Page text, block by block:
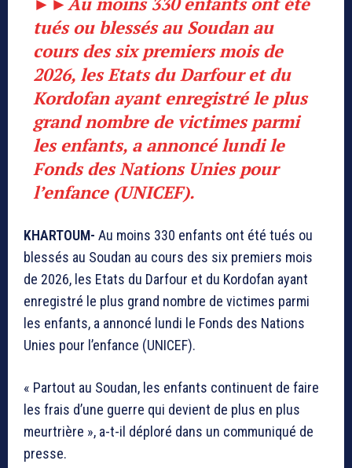
tués ou blessés au Soudan au
cours des six premiers mois de
2026, les Etats du Darfour et du
Kordofan ayant enregistré le plus
grand nombre de victimes parmi
les enfants, a annoncé lundi le
Fonds des Nations Unies pour
l’enfance (UNICEF).
KHARTOUM- Au moins 330 enfants ont été tués ou
blessés au Soudan au cours des six premiers mois
de 2026, les Etats du Darfour et du Kordofan ayant
enregistré le plus grand nombre de victimes parmi
les enfants, a annoncé lundi le Fonds des Nations
Unies pour l’enfance (UNICEF).
« Partout au Soudan, les enfants continuent de faire
les frais d’une guerre qui devient de plus en plus
meurtrière », a-t-il déploré dans un communiqué de
presse.